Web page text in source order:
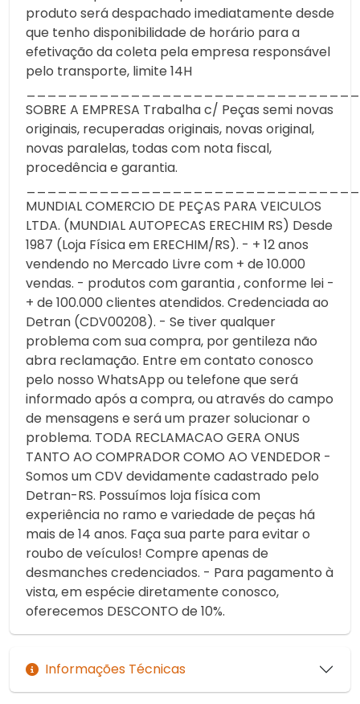
produto será despachado imediatamente desde
que tenho disponibilidade de horário para a
efetivação da coleta pela empresa responsável
pelo transporte, limite 14H
SOBRE A EMPRESA Trabalha c/ Peças semi novas
originais, recuperadas originais, novas original,
novas paralelas, todas com nota fiscal,
procedência e garantia.
MUNDIAL COMERCIO DE PEÇAS PARA VEICULOS
LTDA. (MUNDIAL AUTOPECAS ERECHIM RS) Desde
1987 (Loja Física em ERECHIM/RS). - + 12 anos
vendendo no Mercado Livre com + de 10.000
vendas. - produtos com garantia , conforme lei -
+ de 100.000 clientes atendidos. Credenciada ao
Detran (CDV00208). - Se tiver qualquer
problema com sua compra, por gentileza não
abra reclamação. Entre em contato conosco
pelo nosso WhatsApp ou telefone que será
informado após a compra, ou através do campo
de mensagens e será um prazer solucionar o
problema. TODA RECLAMACAO GERA ONUS
TANTO AO COMPRADOR COMO AO VENDEDOR -
Somos um CDV devidamente cadastrado pelo
Detran-RS. Possuímos loja física com
experiência no ramo e variedade de peças há
mais de 14 anos. Faça sua parte para evitar o
roubo de veículos! Compre apenas de
desmanches credenciados. - Para pagamento à
vista, em espécie diretamente conosco,
oferecemos DESCONTO de 10%.
Informações Técnicas